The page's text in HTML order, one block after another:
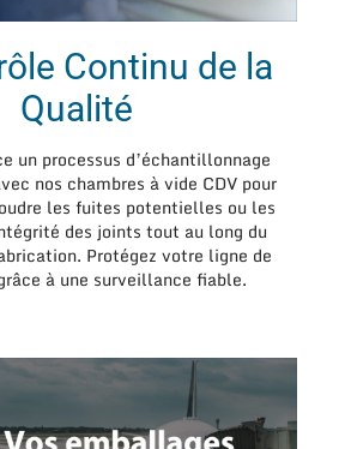
Continu de la
Qualité
un processus d’échantillonnage
nos chambres à vide CDV pour
les fuites potentielles ou les
des joints tout au long du
Protégez votre ligne de
à une surveillance fiable.